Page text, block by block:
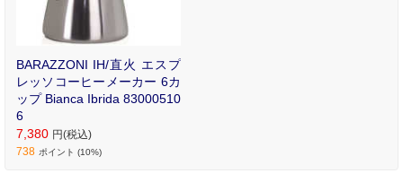
BARAZZONI IH/直火 エスプ
レッソコーヒーメーカー 6カ
ップ Bianca Ibrida 83000510
6
7,380 円(税込)
738 ポイント (10%)